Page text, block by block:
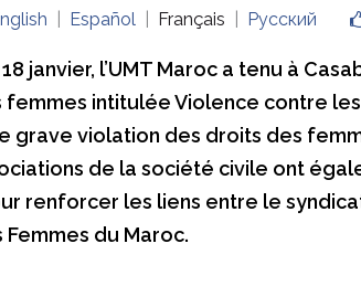
Español Français Русский
janvier, l’UMT Maroc a tenu à
intitulée Violence contre
grave violation des droits des
de la société civile ont
renforcer les liens entre le
du Maroc.